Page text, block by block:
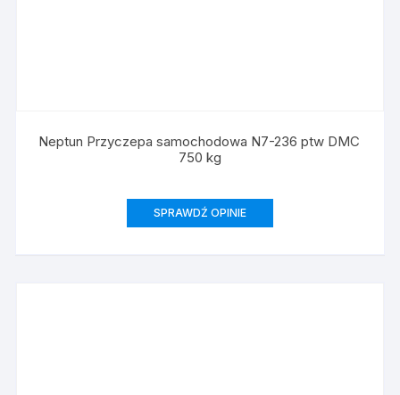
Neptun Przyczepa samochodowa N7-236 ptw DMC
750 kg
SPRAWDŹ OPINIE